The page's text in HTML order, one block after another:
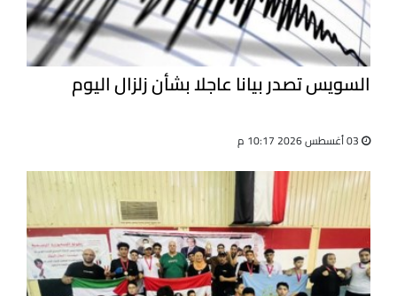
السويس تصدر بيانا عاجلا بشأن زلزال اليوم